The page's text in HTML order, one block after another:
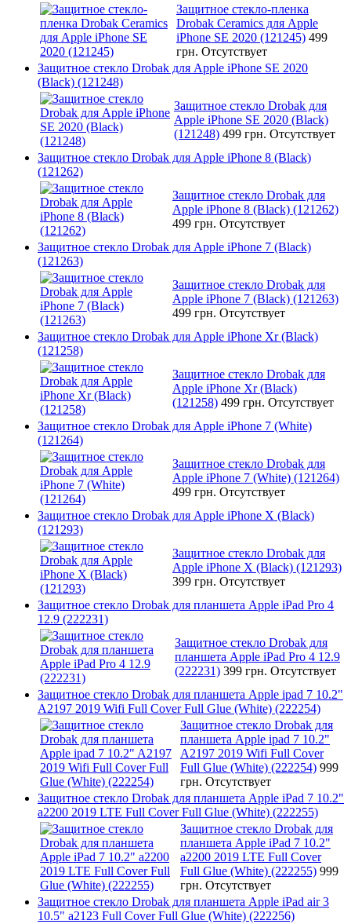
Защитное стекло-пленка
Drobak Ceramics для Apple
iPhone SE 2020 (121245) 499
грн. Отсутствует
Защитное стекло Drobak для Apple iPhone SE 2020
(Black) (121248)
Защитное стекло Drobak для
Apple iPhone SE 2020 (Black)
(121248) 499 грн. Отсутствует
Защитное стекло Drobak для Apple iPhone 8 (Black)
(121262)
Защитное стекло Drobak для
Apple iPhone 8 (Black) (121262)
499 грн. Отсутствует
Защитное стекло Drobak для Apple iPhone 7 (Black)
(121263)
Защитное стекло Drobak для
Apple iPhone 7 (Black) (121263)
499 грн. Отсутствует
Защитное стекло Drobak для Apple iPhone Xr (Black)
(121258)
Защитное стекло Drobak для
Apple iPhone Xr (Black)
(121258) 499 грн. Отсутствует
Защитное стекло Drobak для Apple iPhone 7 (White)
(121264)
Защитное стекло Drobak для
Apple iPhone 7 (White) (121264)
499 грн. Отсутствует
Защитное стекло Drobak для Apple iPhone X (Black)
(121293)
Защитное стекло Drobak для
Apple iPhone X (Black) (121293)
399 грн. Отсутствует
Защитное стекло Drobak для планшета Apple iPad Pro 4
12.9 (222231)
Защитное стекло Drobak для
планшета Apple iPad Pro 4 12.9
(222231) 399 грн. Отсутствует
Защитное стекло Drobak для планшета Apple ipad 7 10.2"
A2197 2019 Wifi Full Cover Full Glue (White) (222254)
Защитное стекло Drobak для
планшета Apple ipad 7 10.2"
A2197 2019 Wifi Full Cover
Full Glue (White) (222254) 999
грн. Отсутствует
Защитное стекло Drobak для планшета Apple iPad 7 10.2"
a2200 2019 LTE Full Cover Full Glue (White) (222255)
Защитное стекло Drobak для
планшета Apple iPad 7 10.2"
a2200 2019 LTE Full Cover
Full Glue (White) (222255) 999
грн. Отсутствует
Защитное стекло Drobak для планшета Apple iPad air 3
10.5" a2123 Full Cover Full Glue (White) (222256)